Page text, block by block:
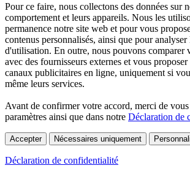
Pour ce faire, nous collectons des données sur
comportement et leurs appareils. Nous les
permanence notre site web et pour vous
contenus personnalisés, ainsi que pour analyser
d'utilisation. En outre, nous pouvons comparer
avec des fournisseurs externes et vous
canaux publicitaires en ligne, uniquement si
même leurs services.
Avant de confirmer votre accord, merci de vous
paramètres ainsi que dans notre Déclaration de
Accepter Nécessaires uniquement
Déclaration de confidentialité